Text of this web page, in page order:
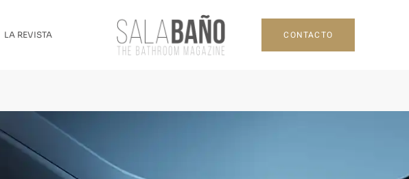
LA REVISTA CONTACTO